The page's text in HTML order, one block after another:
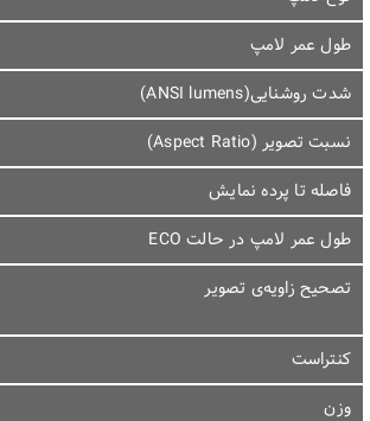
طول عمر لامپ
شدت روشنایی(ANSI lumens)
نسبت تصویر (Aspect Ratio)
فاصله تا پرده نمایش
طول عمر لامپ در حالت ECO
تصحیح زاویه‌ی تصویر
کنتراست
وزن